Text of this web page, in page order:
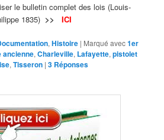
le bulletin complet des lois (Louis-
1835) >> ICI
,Histoire | Marqué avec1er
ancienne,Charleville, Lafayette,pistolet
,Tisseron |3 Réponses